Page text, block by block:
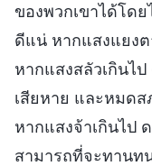
ของพวกเขาได้โด
ดีแน่ หากแสงแยงต
หากแสงสลัวเกินไ
เสียหาย และหมด
หากแสงจ้าเกินไป
สามารถที่จะทาน